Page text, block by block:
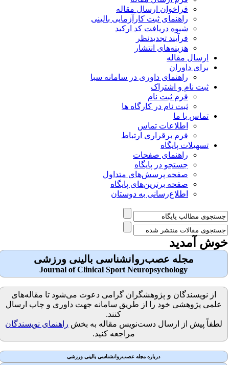
فراخوان ارسال مقاله
راهنمای ثبت کارآزمایی بالینی
شیوه دریافت کد ارکید
فرآیند تجدیدنظر
هزینه‌های انتشار
ارسال مقاله
برای داوران
راهنمای داوری در سامانه سبا
ثبت نام و اشتراک
فرم ثبت نام
ثبت نام در کارگاه ها
تماس با ما
اطلاعات تماس
فرم برقراری ارتباط
تسهیلات پایگاه
راهنمای صفحات
جستجو در پایگاه
صفحه پرسش‌های متداول
صفحه برترین‌های پایگاه
اطلاع‌رسانی به دوستان
آمدید
مجله عصب‌روانشناسی بالینی ورزشی
Journal of Clinical Sport Neuropsychology
از نویسندگان و پژوهشگران گرامی دعوت می‌شود تا مقاله‌های
علمی پژوهشی خود را از طریق سامانه جهت داوری و چاپ ارسال
کنند.
لطفاً پیش از ارسال دست‌نویس مقاله به بخش راهنمای نویسندگان
مراجعه کنید.
درباره مجله عصب‌روانشناسی بالینی ورزشی